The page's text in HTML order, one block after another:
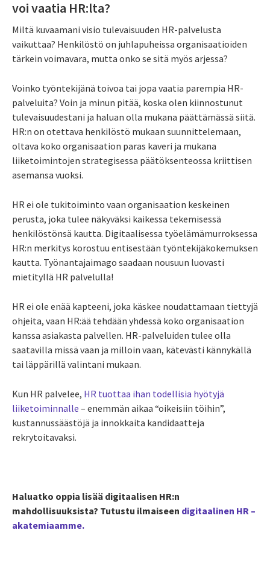
voi vaatia HR:lta?
Miltä kuvaamani visio tulevaisuuden HR-palvelusta
vaikuttaa? Henkilöstö on juhlapuheissa organisaatioiden
tärkein voimavara, mutta onko se sitä myös arjessa?
Voinko työntekijänä toivoa tai jopa vaatia parempia HR-
palveluita? Voin ja minun pitää, koska olen kiinnostunut
tulevaisuudestani ja haluan olla mukana päättämässä siitä.
HR:n on otettava henkilöstö mukaan suunnittelemaan,
oltava koko organisaation paras kaveri ja mukana
liiketoimintojen strategisessa päätöksenteossa kriittisen
asemansa vuoksi.
HR ei ole tukitoiminto vaan organisaation keskeinen
perusta, joka tulee näkyväksi kaikessa tekemisessä
henkilöstönsä kautta. Digitaalisessa työelämämurroksessa
HR:n merkitys korostuu entisestään työntekijäkokemuksen
kautta. Työnantajaimago saadaan nousuun luovasti
mietityllä HR palvelulla!
HR ei ole enää kapteeni, joka käskee noudattamaan tiettyjä
ohjeita, vaan HR:ää tehdään yhdessä koko organisaation
kanssa asiakasta palvellen. HR-palveluiden tulee olla
saatavilla missä vaan ja milloin vaan, kätevästi kännykällä
tai läppärillä valintani mukaan.
Kun HR palvelee, HR tuottaa ihan todellisia hyötyjä
liiketoiminnalle – enemmän aikaa “oikeisiin töihin”,
kustannussäästöjä ja innokkaita kandidaatteja
rekrytoitavaksi.
Haluatko oppia lisää digitaalisen HR:n
mahdollisuuksista? Tutustu ilmaiseen digitaalinen HR –
akatemiaamme.